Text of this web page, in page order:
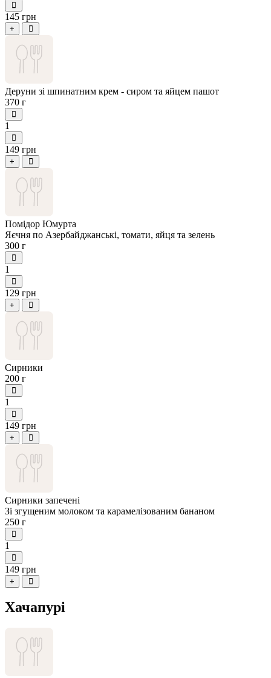
145 грн
+
Деруни зі шпинатним крем - сиром та яйцем пашот
370 г
1
149 грн
+
Помідор Юмурта
Яєчня по Азербайджанські, томати, яйця та зелень
300 г
1
129 грн
+
Сирники
200 г
1
149 грн
+
Сирники запечені
Зі згущеним молоком та карамелізованим бананом
250 г
1
149 грн
+
Хачапурі